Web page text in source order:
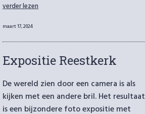
“Expositie
huisartsenpraktijk
verder lezen
Geplaatst
maart 17, 2024
Expositie Reestkerk
De wereld zien door een camera is als
kijken met een andere bril. Het resultaat
is een bijzondere foto expositie met